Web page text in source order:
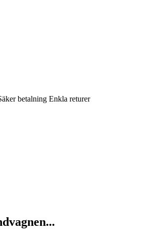
betalning Enkla returer